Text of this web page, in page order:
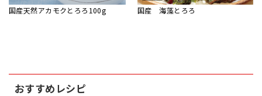
国産天然アカモクとろろ100g 国産 海藻とろろ
おすすめレシピ